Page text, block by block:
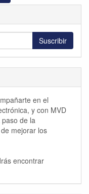
Suscribir
en el
y con MVD
de la
mejorar los
encontrar